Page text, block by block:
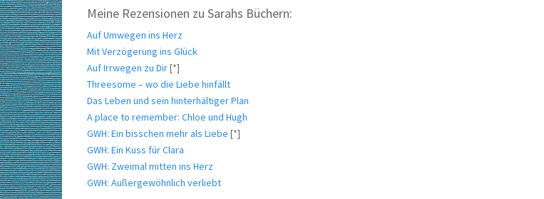
Meine Rezensionen zu Sarahs Büchern:
Auf Umwegen ins Herz
Mit Verzögerung ins Glück
Auf Irrwegen zu Dir[*]
Threesome – wo die Liebe hinfällt
Das Leben und sein hinterhältiger Plan
A place to remember: Chloe und Hugh
GWH: Ein bisschen mehr als Liebe [*]
GWH: Ein Kuss für Clara
GWH: Zweimal mitten ins Herz
GWH: Außergewöhnlich verliebt